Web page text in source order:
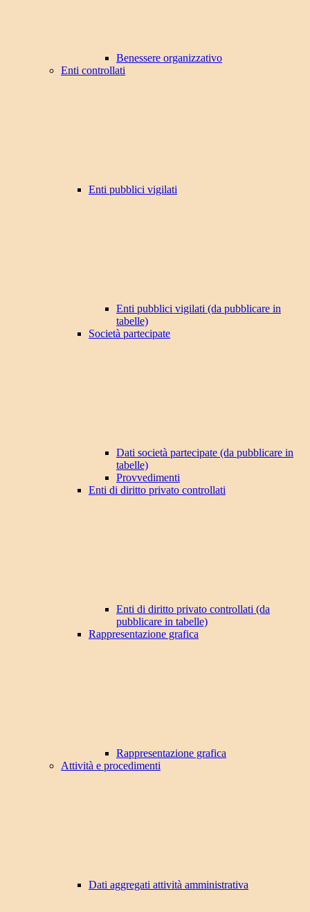
Benessere organizzativo
Enti controllati
Enti pubblici vigilati
Enti pubblici vigilati (da pubblicare in
tabelle)
Società partecipate
Dati società partecipate (da pubblicare in
tabelle)
Provvedimenti
Enti di diritto privato controllati
Enti di diritto privato controllati (da
pubblicare in tabelle)
Rappresentazione grafica
Rappresentazione grafica
Attività e procedimenti
Dati aggregati attività amministrativa